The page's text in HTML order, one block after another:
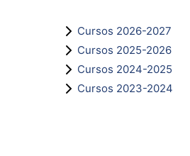
Cursos 2026-2027
Cursos 2025-2026
Cursos 2024-2025
Cursos 2023-2024